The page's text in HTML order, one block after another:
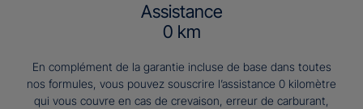
Assistance
0 km
En complément de la garantie incluse de base dans toutes
nos formules, vous pouvez souscrire l’assistance 0 kilomètre
qui vous couvre en cas de crevaison, erreur de carburant,